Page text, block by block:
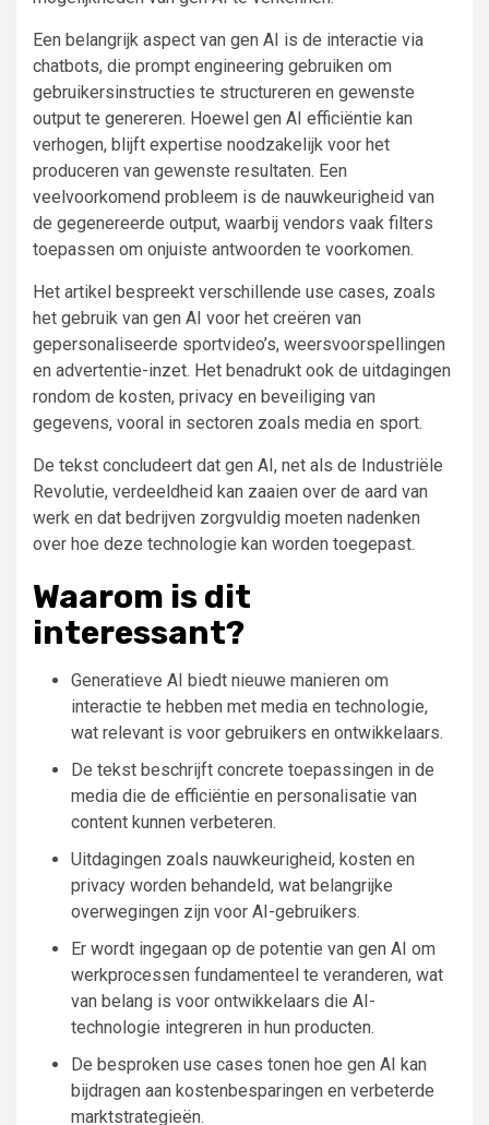
Een belangrijk aspect van gen AI is de interactie via
chatbots, die prompt engineering gebruiken om
gebruikersinstructies te structureren en gewenste
output te genereren. Hoewel gen AI efficiëntie kan
verhogen, blijft expertise noodzakelijk voor het
produceren van gewenste resultaten. Een
veelvoorkomend probleem is de nauwkeurigheid van
de gegenereerde output, waarbij vendors vaak filters
toepassen om onjuiste antwoorden te voorkomen.
Het artikel bespreekt verschillende use cases, zoals
het gebruik van gen AI voor het creëren van
gepersonaliseerde sportvideo’s, weersvoorspellingen
en advertentie-inzet. Het benadrukt ook de uitdagingen
rondom de kosten, privacy en beveiliging van
gegevens, vooral in sectoren zoals media en sport.
De tekst concludeert dat gen AI, net als de Industriële
Revolutie, verdeeldheid kan zaaien over de aard van
werk en dat bedrijven zorgvuldig moeten nadenken
over hoe deze technologie kan worden toegepast.
Waarom is dit
interessant?
Generatieve AI biedt nieuwe manieren om
interactie te hebben met media en technologie,
wat relevant is voor gebruikers en ontwikkelaars.
De tekst beschrijft concrete toepassingen in de
media die de efficiëntie en personalisatie van
content kunnen verbeteren.
Uitdagingen zoals nauwkeurigheid, kosten en
privacy worden behandeld, wat belangrijke
overwegingen zijn voor AI-gebruikers.
Er wordt ingegaan op de potentie van gen AI om
werkprocessen fundamenteel te veranderen, wat
van belang is voor ontwikkelaars die AI-
technologie integreren in hun producten.
De besproken use cases tonen hoe gen AI kan
bijdragen aan kostenbesparingen en verbeterde
marktstrategieën.